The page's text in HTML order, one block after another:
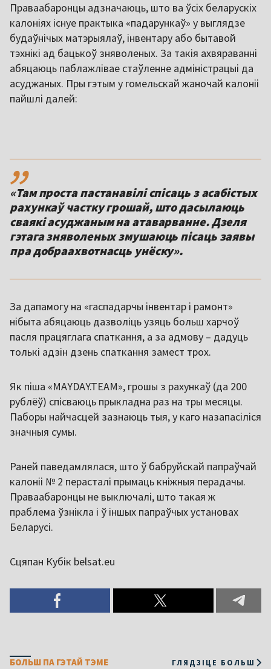
Праваабаронцы адзначаюць, што ва ўсіх беларускіх
калоніях існуе практыка «падарункаў» у выглядзе
будаўнічых матэрыялаў, інвентару або бытавой
тэхнікі ад бацькоў зняволеных. За такія ахвяраванні
абяцаюць паблажлівае стаўленне адміністрацыі да
асуджаных. Пры гэтым у гомельскай жаночай калоніі
пайшлі далей:
,,
«Там проста пастанавілі спісаць з асабістых
рахункаў частку грошай, што дасылаюць
сваякі асуджаным на атаварванне. Дзеля
гэтага зняволеных змушаюць пісаць заявы
пра добраахвотнасць унёску».
За дапамогу на «гаспадарчы інвентар і рамонт»
нібыта абяцаюць дазволіць узяць больш харчоў
пасля працяглага спаткання, а за адмову – дадуць
толькі адзін дзень спаткання замест трох.
Як піша «MAYDAY.TEAM», грошы з рахункаў (да 200
рублёў) спісваюць прыкладна раз на тры месяцы.
Паборы найчасцей зазнаюць тыя, у каго назапасіліся
значныя сумы.
Раней паведамлялася, што ў бабруйскай папраўчай
калоніі № 2 перасталі прымаць кніжныя перадачы.
Праваабаронцы не выключалі, што такая ж
праблема ўзнікла і ў іншых папраўчых установах
Беларусі.
Сцяпан Кубік belsat.eu
БОЛЬШ ПА ГЭТАЙ ТЭМЕ ГЛЯДЗІЦЕ БОЛЬШ